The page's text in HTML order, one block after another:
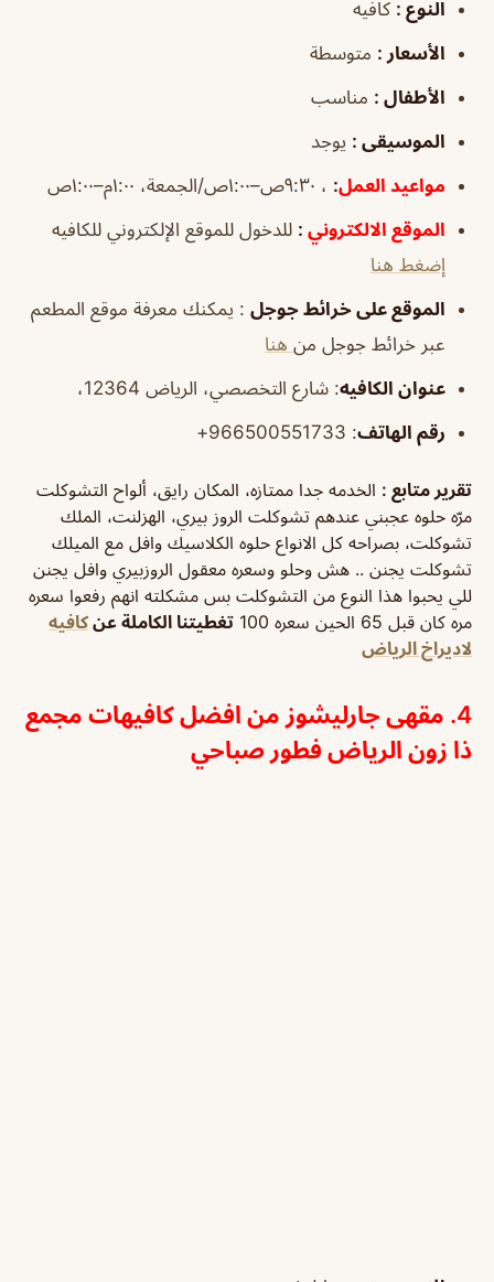
النوع : كافيه
الأسعار : متوسطة
الأطفال : مناسب
الموسيقى : يوجد
مواعيد العمل: ، ٩:٣٠ص–١:٠٠ص/الجمعة، ١:٠٠م–١:٠٠ص
الموقع الالكتروني : للدخول للموقع الإلكتروني للكافيه
إضغط هنا
الموقع على خرائط جوجل : يمكنك معرفة موقع المطعم
عبر خرائط جوجل من هنا
عنوان الكافيه: شارع التخصصي، الرياض 12364،
رقم الهاتف: 966500551733+
تقرير متابع : الخدمه جدا ممتازه، المكان رايق، ألواح التشوكلت
مرّه حلوه عجبني عندهم تشوكلت الروز بيري، الهزلنت، الملك
تشوكلت، بصراحه كل الانواع حلوه الكلاسيك وافل مع الميلك
تشوكلت يجنن .. هش وحلو وسعره معقول الروزبيري وافل يجنن
للي يحبوا هذا النوع من التشوكلت بس مشكلته انهم رفعوا سعره
مره كان قبل 65 الحين سعره 100
تغطيتنا الكاملة عنكافيه
لاديراخ الرياض
4. مقهى جارليشوز من افضل كافيهات مجمع
ذا زون الرياض فطور صباحي